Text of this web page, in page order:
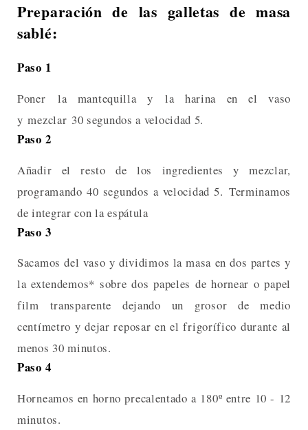
Preparación de las galletas de masa
sablé:
Paso 1
Poner la mantequilla y la harina en el vaso
y mezclar 30 segundos a velocidad 5.
Paso 2
Añadir el resto de los ingredientes y mezclar,
programando 40 segundos a velocidad 5. Terminamos
de integrar con la espátula
Paso 3
Sacamos del vaso y dividimos la masa en dos partes y
la extendemos* sobre dos papeles de hornear o papel
film transparente dejando un grosor de medio
centímetro y dejar reposar en el frigorífico durante al
menos 30 minutos.
Paso 4
Horneamos en horno precalentado a 180º entre 10 - 12
minutos.